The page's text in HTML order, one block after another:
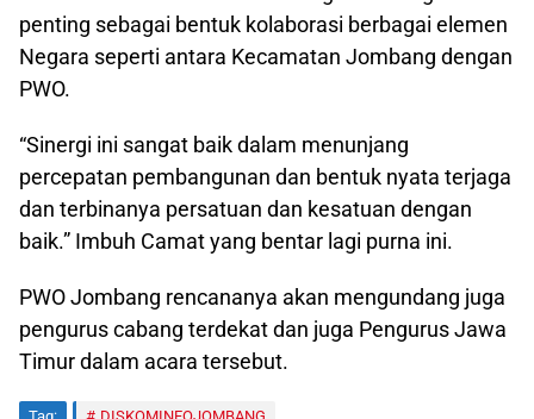
penting sebagai bentuk kolaborasi berbagai elemen
Negara seperti antara Kecamatan Jombang dengan
PWO.
“Sinergi ini sangat baik dalam menunjang
percepatan pembangunan dan bentuk nyata terjaga
dan terbinanya persatuan dan kesatuan dengan
baik.” Imbuh Camat yang bentar lagi purna ini.
PWO Jombang rencananya akan mengundang juga
pengurus cabang terdekat dan juga Pengurus Jawa
Timur dalam acara tersebut.